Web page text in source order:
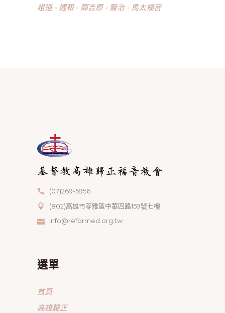
證道
週報 鄭吉原 醫治 馬太福音
(07)269-5956
(802)高雄市苓雅區中華四路159號七樓
info@reformed.org.tw
選單
首頁
高雄歸正